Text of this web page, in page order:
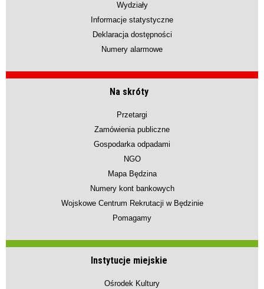
Wydziały
Informacje statystyczne
Deklaracja dostępności
Numery alarmowe
Na skróty
Przetargi
Zamówienia publiczne
Gospodarka odpadami
NGO
Mapa Będzina
Numery kont bankowych
Wojskowe Centrum Rekrutacji w Będzinie
Pomagamy
Instytucje miejskie
Ośrodek Kultury